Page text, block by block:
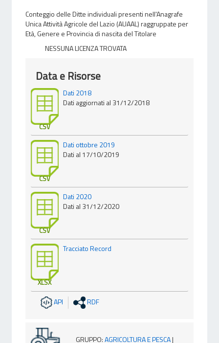
Conteggio delle Ditte individuali presenti nell'Anagrafe
Unica Attività Agricole del Lazio (AUAAL) raggruppate per
Età, Genere e Provincia di nascita del Titolare
NESSUNA LICENZA TROVATA
Data e Risorse
CSV
Dati 2018
Dati aggiornati al 31/12/2018
CSV
Dati ottobre 2019
Dati al 17/10/2019
CSV
Dati 2020
Dati al 31/12/2020
XLSX
Tracciato Record
API RDF
GRUPPO:AGRICOLTURA E PESCA|